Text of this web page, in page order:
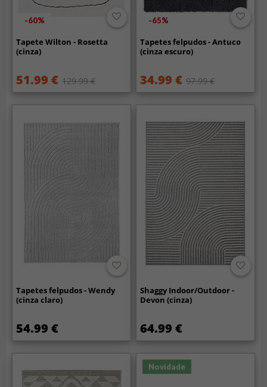
-60%
Tapete Wilton - Rosetta
(cinza)
51.99 € 129.99 €
-65%
Tapetes felpudos - Antuco
(cinza escuro)
34.99 € 97.99 €
Tapetes felpudos - Wendy
(cinza claro)
54.99 €
Shaggy Indoor/Outdoor -
Devon (cinza)
64.99 €
Novidade